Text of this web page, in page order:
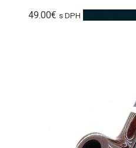
49.00€ s DPH